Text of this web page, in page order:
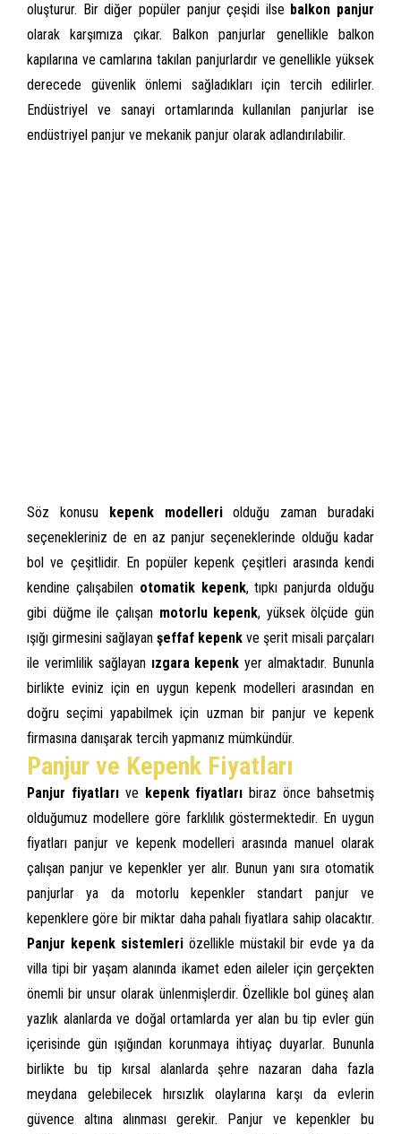
oluşturur. Bir diğer popüler panjur çeşidi ilse balkon panjur
olarak karşımıza çıkar. Balkon panjurlar genellikle balkon
kapılarına ve camlarına takılan panjurlardır ve genellikle yüksek
derecede güvenlik önlemi sağladıkları için tercih edilirler.
Endüstriyel ve sanayi ortamlarında kullanılan panjurlar ise
endüstriyel panjur ve mekanik panjur olarak adlandırılabilir.
Söz konusu kepenk modelleriolduğu zaman buradaki
seçenekleriniz de en az panjur seçeneklerinde olduğu kadar
bol ve çeşitlidir. En popüler kepenk çeşitleri arasında kendi
kendine çalışabilen otomatik kepenk, tıpkı panjurda olduğu
gibi düğme ile çalışan motorlu kepenk, yüksek ölçüde gün
ışığı girmesini sağlayan şeffaf kepenk ve şerit misali parçaları
ile verimlilik sağlayan ızgara kepenk yer almaktadır. Bununla
birlikte eviniz için en uygun kepenk modelleri arasından en
doğru seçimi yapabilmek için uzman bir panjur ve kepenk
firmasına danışarak tercih yapmanız mümkündür.
Panjur ve Kepenk Fiyatları
Panjur fiyatlarıve kepenk fiyatları biraz önce bahsetmiş
olduğumuz modellere göre farklılık göstermektedir. En uygun
fiyatları panjur ve kepenk modelleri arasında manuel olarak
çalışan panjur ve kepenkler yer alır. Bunun yanı sıra otomatik
panjurlar ya da motorlu kepenkler standart panjur ve
kepenklere göre bir miktar daha pahalı fiyatlara sahip olacaktır.
Panjur kepenk sistemleriözellikle müstakil bir evde ya da
villa tipi bir yaşam alanında ikamet eden aileler için gerçekten
önemli bir unsur olarak ünlenmişlerdir. Özellikle bol güneş alan
yazlık alanlarda ve doğal ortamlarda yer alan bu tip evler gün
içerisinde gün ışığından korunmaya ihtiyaç duyarlar. Bununla
birlikte bu tip kırsal alanlarda şehre nazaran daha fazla
meydana gelebilecek hırsızlık olaylarına karşı da evlerin
güvence altına alınması gerekir. Panjur ve kepenkler bu